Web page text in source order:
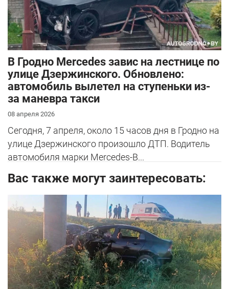
В Гродно Mercedes завис на лестнице по
улице Дзержинского. Обновлено:
автомобиль вылетел на ступеньки из-
за маневра такси
08 апреля 2026
Сегодня, 7 апреля, около 15 часов дня в Гродно на
улице Дзержинского произошло ДТП. Водитель
автомобиля марки Mercedes-B...
Вас также могут заинтересовать: